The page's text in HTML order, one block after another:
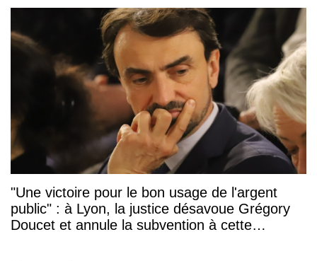
"Une victoire pour le bon usage de l'argent
public" : à Lyon, la justice désavoue Grégory
Doucet et annule la subvention à cette